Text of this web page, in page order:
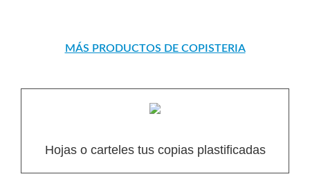
MÁS PRODUCTOS DE COPISTERIA
Hojas o carteles tus copias plastificadas